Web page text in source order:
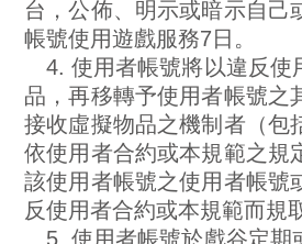
台，公佈、明示或暗示自己
帳號使用遊戲服務7日。
4. 使用者帳號將以違反使
品，再移轉予使用者帳號之
接收虛擬物品之機制者（包
依使用者合約或本規範之規
該使用者帳號之使用者帳號
反使用者合約或本規範而規
5. 使用者帳號於戲谷定期